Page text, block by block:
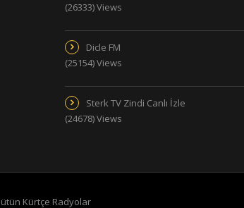
(26333) Views
Dicle FM
(25154) Views
Sterk TV Zindi Canlı İzle
(24678) Views
Kürtçe Radyolar